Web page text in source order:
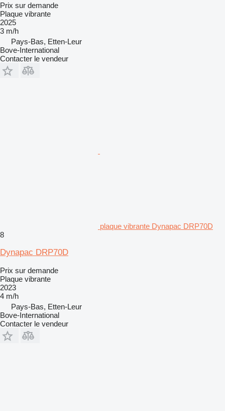
Prix sur demande
Plaque vibrante
2025
3 m/h
Pays-Bas, Etten-Leur
Bove-International
Contacter le vendeur
plaque vibrante Dynapac DRP70D
8
Dynapac DRP70D
Prix sur demande
Plaque vibrante
2023
4 m/h
Pays-Bas, Etten-Leur
Bove-International
Contacter le vendeur